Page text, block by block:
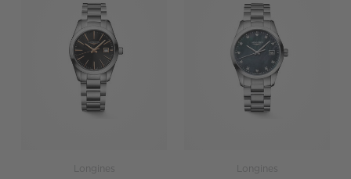
Longines Longines